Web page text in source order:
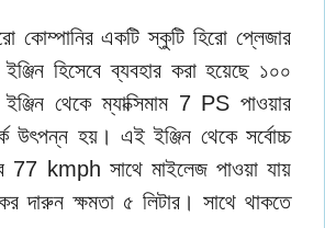
কোম্পানির একটি স্কুটি হিরো প্লেজার
হিসেবে ব্যবহার করা হয়েছে ১০০
থেকে ম্যাক্সিমাম 7 PS পাওয়ার
হয়। এই ইঞ্জিন থেকে সর্বোচ্চ
77 kmph সাথে মাইলেজ পাওয়া যায়
দারুন ক্ষমতা ৫ লিটার। সাথে থাকতে